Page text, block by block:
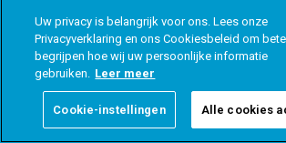
Uw privacy is belangrijk voor ons. Lees onze
Privacyverklaring en ons Cookiesbeleid om
begrijpen hoe wij uw persoonlijke informatie
gebruiken. Leer meer
Cookie-instellingen Alle cookies